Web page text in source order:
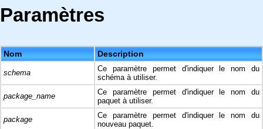
Paramètres
Nom Description
schema
Ce paramètre permet d'indiquer le nom du
schéma à utiliser.
package_name
Ce paramètre permet d'indiquer le nom du
paquet à utiliser.
package
Ce paramètre permet d'indiquer le nom du
nouveau paquet.